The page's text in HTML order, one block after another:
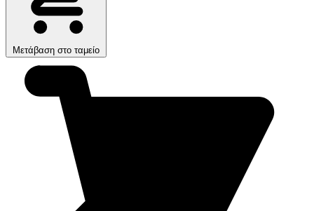
Μετάβαση στο ταμείο